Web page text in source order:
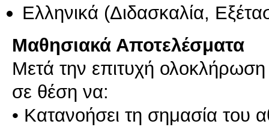
Ελληνικά (Διδασκαλία,
Μαθησιακά Αποτελέσματα
Μετά την επιτυχή ολοκλήρωση
σε θέση να:
• Κατανοήσει τη σημασία του